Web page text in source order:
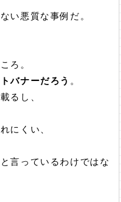
い悪質な事例だ。
ろ。
バナーだろう 。
るし、
にくい、
言っているわけではな